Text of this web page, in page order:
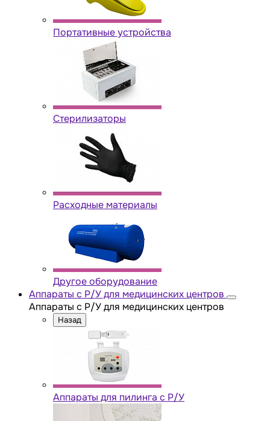
Портативные устройства
Стерилизаторы
Расходные материалы
Другое оборудование
Аппараты с Р/У для медицинских центров
Аппараты с Р/У для медицинских центров
Назад
Аппараты для пилинга с Р/У